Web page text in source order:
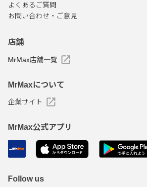
よくあるご質問
お問い合わせ・ご意見
店舗
MrMax店舗一覧
MrMaxについて
企業サイト
MrMax公式アプリ
Follow us